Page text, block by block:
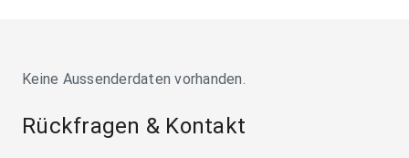
Keine Aussenderdaten vorhanden.
Rückfragen & Kontakt